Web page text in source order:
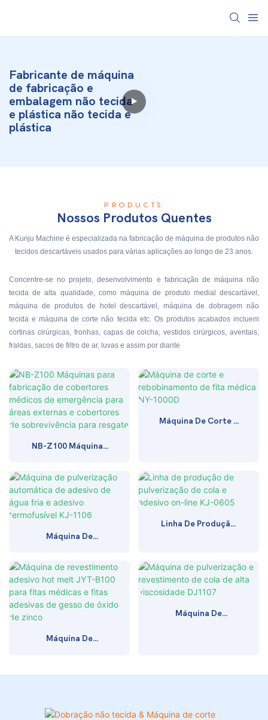
Fabricante de máquina
de fabricação e
embalagem não tecida
e plástica não tecida e
plástica
PRODUCTS
Nossos Produtos Quentes
A Kunju Machine é especializada na fabricação de máquina de produtos não
tecidos descartáveis usados para várias aplicações ao longo de 23 anos.
Concentre-se no projeto, desenvolvimento e fabricação de máquina não
tecida de alta qualidade, como máquina de produto medial descartável,
máquina de produtos de hotel descartável, máquina de dobragem não
tecida e máquina de corte não tecida etc. Os produtos acabados incluem
cortinas cirúrgicas, fronhas, capas de colcha, vestidos cirúrgicos, aventais,
fraldas, sacos de filtro de ar, luvas e assim por diante
NB-Z100 Máquinas
De Emergência Para
Áreas Externas E
Cobertores De
Sobrevivência Para
Resgate
Máquina De Corte E
Máquina De
Automática De
Adesivo De Água Fria
E Adesivo
Termofusível KJ-
1106
Linha De Produção
Line KJ-0605
Máquina De
JYT-B100 Para Fitas
De Óxido De Zinco
Máquina De